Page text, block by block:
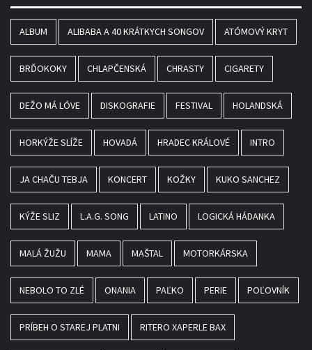
ALBUM ALIBABA A 40 KRÁTKYCH SONGOV ATÓMOVÝ KRYT
BRĎOKOKY CHLAPČENSKÁ CHRASTY CIGARETY
DEŽO MÁ LÓVE DISKOGRAFIE FESTIVAL HOLANDSKÁ
HORKÝŽE SLÍŽE HOVADÁ HRADEC KRÁLOVÉ INTRO
JA CHAČU TEBJA KONCERT KOŽKY KUKO SANCHEZ
KÝŽE SLIZ L.A.G. SONG LATINO LOGICKÁ HÁDANKA
MALÁ ŽUŽU MAMA MAŠTAL MOTORKÁRSKA
NEBOLO TO ZLÉ ONANIA PAĽKO PERIE POĽOVNÍK
PRÍBEH O STAREJ PLATNI RITERO XAPERLE BAX